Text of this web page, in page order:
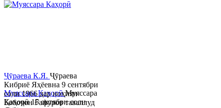
Муяссара ҚаҳорӣМуяссара
Қаҳорӣ 15 октябри соли
Ҷӯраева К.Я. Ҷӯраева
Кибриё Яҳёевна 9 сентябри
соли 1966 дар ноҳияи
Бобоҷон Ғафуров таваллуд